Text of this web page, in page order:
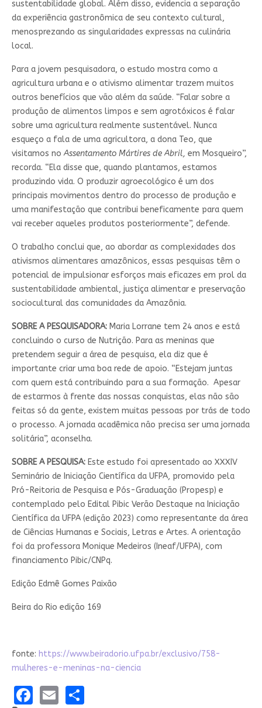
sustentabilidade global. Além disso, evidencia a separação
da experiência gastronômica de seu contexto cultural,
menosprezando as singularidades expressas na culinária
local.
Para a jovem pesquisadora, o estudo mostra como a
agricultura urbana e o ativismo alimentar trazem muitos
outros benefícios que vão além da saúde. “Falar sobre a
produção de alimentos limpos e sem agrotóxicos é falar
sobre uma agricultura realmente sustentável. Nunca
esqueço a fala de uma agricultora, a dona Teo, que
visitamos noAssentamento Mártires de Abril, em Mosqueiro”,
recorda. “Ela disse que, quando plantamos, estamos
produzindo vida. O produzir agroecológico é um dos
principais movimentos dentro do processo de produção e
uma manifestação que contribui beneficamente para quem
vai receber aqueles produtos posteriormente”, defende.
O trabalho conclui que, ao abordar as complexidades dos
ativismos alimentares amazônicos, essas pesquisas têm o
potencial de impulsionar esforços mais eficazes em prol da
sustentabilidade ambiental, justiça alimentar e preservação
sociocultural das comunidades da Amazônia.
SOBRE A PESQUISADORA: Maria Lorrane tem 24 anos e está
concluindo o curso de Nutrição. Para as meninas que
pretendem seguir a área de pesquisa, ela diz que é
importante criar uma boa rede de apoio. “Estejam juntas
com quem está contribuindo para a sua formação. Apesar
de estarmos à frente das nossas conquistas, elas não são
feitas só da gente, existem muitas pessoas por trás de todo
o processo. A jornada acadêmica não precisa ser uma jornada
solitária”, aconselha.
SOBRE A PESQUISA: Este estudo foi apresentado ao XXXIV
Seminário de Iniciação Científica da UFPA, promovido pela
Pró-Reitoria de Pesquisa e Pós-Graduação (Propesp) e
contemplado pelo Edital Pibic Verão Destaque na Iniciação
Científica da UFPA (edição 2023) como representante da área
de Ciências Humanas e Sociais, Letras e Artes. A orientação
foi da professora Monique Medeiros (Ineaf/UFPA), com
financiamento Pibic/CNPq.
Edição Edmê Gomes Paixão
Beira do Rio edição 169
fonte: https://www.beiradorio.ufpa.br/exclusivo/758-
mulheres-e-meninas-na-ciencia
Facebook
EmailShare